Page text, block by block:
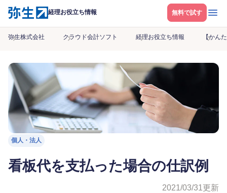
経理お役立ち情報 無料で試す メニ
弥生株式会社 クラウド会計ソフト 経理お役立ち情報 【かん
個人・法人
看板代を支払った場合の仕訳例
2021/03/31更新